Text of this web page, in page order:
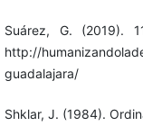
Suárez, G. (2019).
http://
guadalajara/
Shklar, J. (1984).